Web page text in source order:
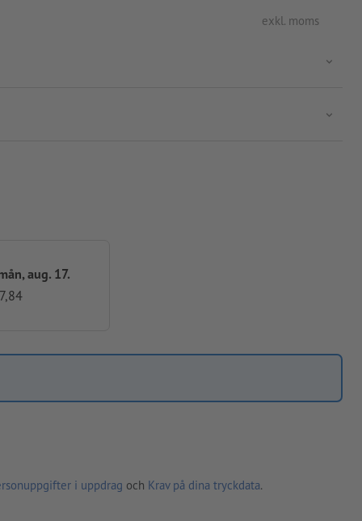
exkl. moms
aug. 17.
i uppdrag och Krav på dina tryckdata.